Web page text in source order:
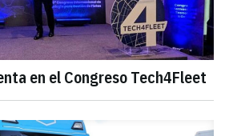
en el Congreso Tech4Fleet